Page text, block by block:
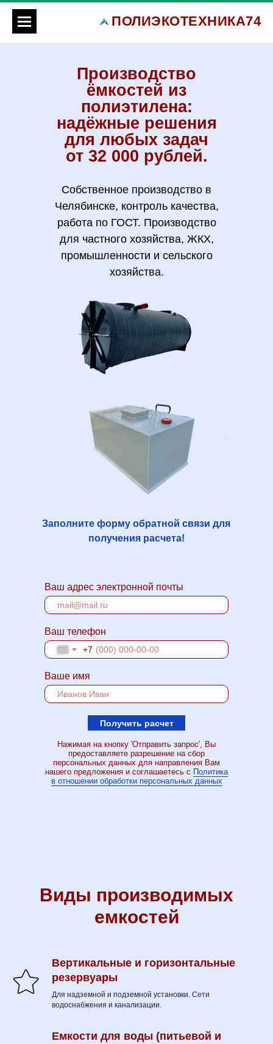
ПОЛИЭКОТЕХНИКА74
Собственное производство в
Челябинске, контроль качества,
работа по ГОСТ. Производство
для частного хозяйства, ЖКХ,
промышленности и сельского
хозяйства.
Производство
ёмкостей из
полиэтилена:
надёжные решения
для любых задач
от 32 000 рублей.
Ваш адрес электронной почты
Ваш телефон
+7
Ваше имя
Получить расчет
Нажимая на кнопку 'Отправить запрос', Вы
предоставляете разрешение на сбор
персональных данных для направления Вам
нашего предложения и соглашаетесь с Политика
в отношении обработки персональных данных
Заполните форму обратной связи для
получения расчета!
Виды производимых
емкостей
Вертикальные и горизонтальные
резервуары
Для надземной и подземной установки. Сети
водоснабжения и канализации.
Емкости для воды (питьевой и